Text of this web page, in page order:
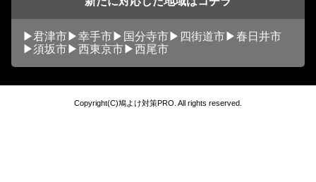
君津市 幸手市 国分寺市 四街道市
春日井市
須坂市
西東京市 西尾市
Copyright(C)鳩よけ対策PRO. All rights reserved.